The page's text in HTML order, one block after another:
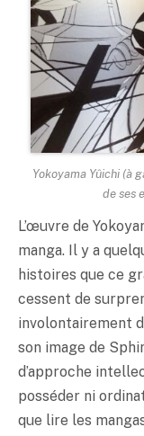
Yokoyama Yûichi (à
de ses
L’œuvre de
manga. Il y a
histoires que ce
cessent de
involontairement
son image de
d’approche
posséder ni
que lire les